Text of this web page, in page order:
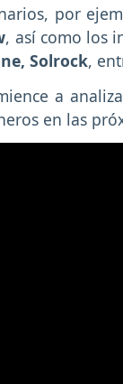
por
, así como los
Solrock,
a
en las